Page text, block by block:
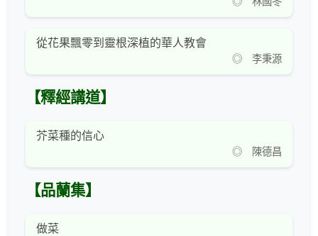
從花果飄零到靈根深植的華人教會
◎ 李秉源
【釋經講道】
芥菜種的信心
◎ 陳德昌
【品蘭集】
做菜